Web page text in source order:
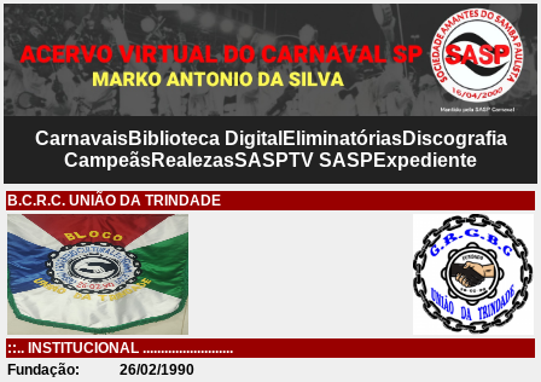
CarnavaisBiblioteca Digital EliminatóriasDiscografia
CampeãsRealezasSASPTV SASP Expediente
B.C.R.C. UNIÃO DA TRINDADE
::.. INSTITUCIONAL .........................
Fundação:
26/02/1990